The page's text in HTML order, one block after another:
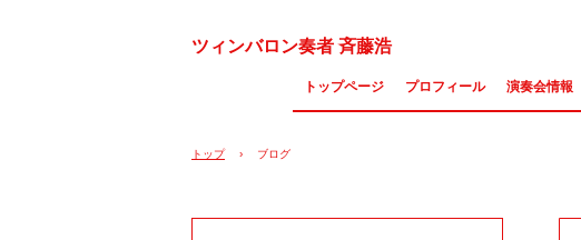
ツィンバロン奏者 斉藤浩
トップページ プロフィール 演奏会情報
トップ › ブログ